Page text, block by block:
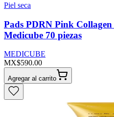
Piel seca
Pads PDRN Pink
Medicube 70 piezas
MEDICUBE
MX$590.00
Agregar al carrito